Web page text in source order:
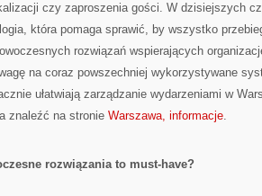
czy zaproszenia gości. W dzisiejszych
która pomaga sprawić, by wszystko
rozwiązań wspierających
na coraz powszechniej wykorzystywane
ułatwiają zarządzanie wydarzeniami w
znaleźć na stronie Warszawa, informacje.
rozwiązania to must-have?